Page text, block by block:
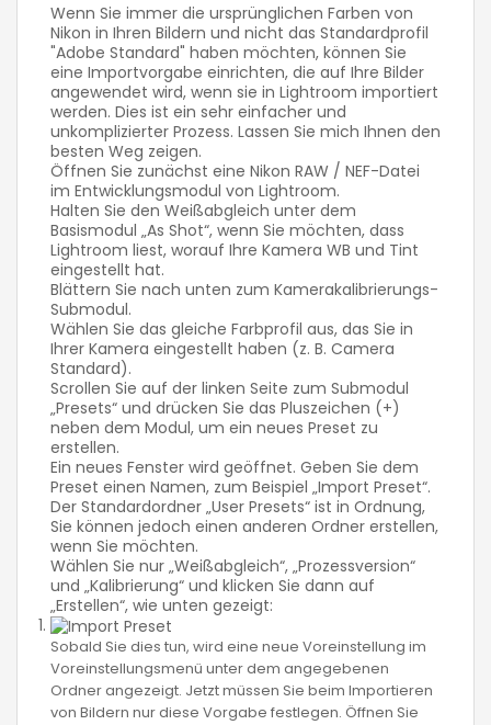
Wenn Sie immer die ursprünglichen Farben von
Nikon in Ihren Bildern und nicht das Standardprofil
"Adobe Standard" haben möchten, können Sie
eine Importvorgabe einrichten, die auf Ihre Bilder
angewendet wird, wenn sie in Lightroom importiert
werden. Dies ist ein sehr einfacher und
unkomplizierter Prozess. Lassen Sie mich Ihnen den
besten Weg zeigen.
Öffnen Sie zunächst eine Nikon RAW / NEF-Datei
im Entwicklungsmodul von Lightroom.
Halten Sie den Weißabgleich unter dem
Basismodul „As Shot“, wenn Sie möchten, dass
Lightroom liest, worauf Ihre Kamera WB und Tint
eingestellt hat.
Blättern Sie nach unten zum Kamerakalibrierungs-
Submodul.
Wählen Sie das gleiche Farbprofil aus, das Sie in
Ihrer Kamera eingestellt haben (z. B. Camera
Standard).
Scrollen Sie auf der linken Seite zum Submodul
„Presets“ und drücken Sie das Pluszeichen (+)
neben dem Modul, um ein neues Preset zu
erstellen.
Ein neues Fenster wird geöffnet. Geben Sie dem
Preset einen Namen, zum Beispiel „Import Preset“.
Der Standardordner „User Presets“ ist in Ordnung,
Sie können jedoch einen anderen Ordner erstellen,
wenn Sie möchten.
Wählen Sie nur „Weißabgleich“, „Prozessversion“
und „Kalibrierung“ und klicken Sie dann auf
„Erstellen“, wie unten gezeigt:
Sobald Sie dies tun, wird eine neue Voreinstellung im
Voreinstellungsmenü unter dem angegebenen
Ordner angezeigt. Jetzt müssen Sie beim Importieren
von Bildern nur diese Vorgabe festlegen. Öffnen Sie